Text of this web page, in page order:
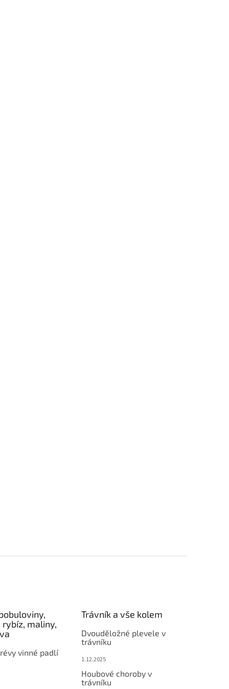
maliny,
vinné padlí
Trávník a vše kolem
Dvouděložné plevele v
trávníku
1.12.2025
Houbové choroby v
trávníku